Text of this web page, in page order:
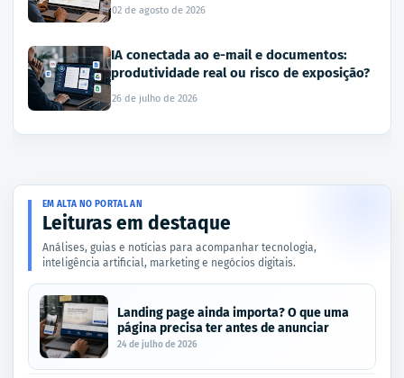
02 de agosto de 2026
IA conectada ao e-mail e documentos:
produtividade real ou risco de exposição?
26 de julho de 2026
EM ALTA NO PORTAL AN
Leituras em destaque
Análises, guias e notícias para acompanhar tecnologia,
inteligência artificial, marketing e negócios digitais.
Landing page ainda importa? O que uma
página precisa ter antes de anunciar
24 de julho de 2026